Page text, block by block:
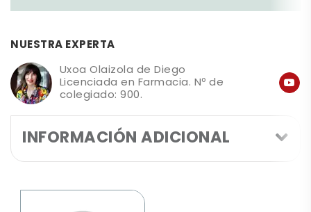
NUESTRA EXPERTA
Uxoa Olaizola de Diego
Licenciada en Farmacia. Nº de
colegiado: 900.
INFORMACIÓN ADICIONAL